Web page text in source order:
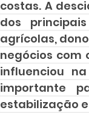
costas. A
dos
agrícolas,
negócios com
influenciou
importante
estabilização